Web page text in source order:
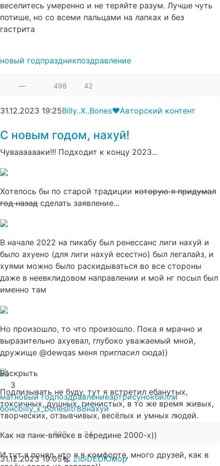
веселитесь умеренно и не теряйте разум. Лучше чуть
потише, но со всеми пальцами на лапках и без
гастрита
новый годпраздникпоздравление
— 498 42
31.12.2023 19:25Billy..X..Bones❤Авторский контент
С новым годом, нахуй!
Чувааааааки!!! Подходит к концу 2023...
Хотелось бы по старой традиции которую я придумал
год назад сделать заявление...
В начале 2022 на пикабу был ренессанс лиги нахуй и
было ахуено (для лиги нахуй есестно) был легалайз, и
хуями можно было раскидываться во все стороны
даже в неевклидовом направлении и мой нг посыл был
именно там
Но произошло, то что произошло. Пока я мрачно и
выразительно ахуевал, глубоко уважаемый мной,
дружище @dewqas меня пригласил сюда))
Подлизывать не буду, тут я встретил ебанутых,
токсичных, душных, гиенистых, в то же время живых,
творческих, отзывчивых, весёлых и умных людей.
Как на панк-вписке в середине 2000-х))
И тут я понял, что я в комфорте, много друзей, как в
Раскрыть
3
матновый годпоздравлениеартрисунокбилли
бонсbilly_x_boneslitr88нахуй
— 693 34
31.12.2023 19:05 ZloiDEDЮмор